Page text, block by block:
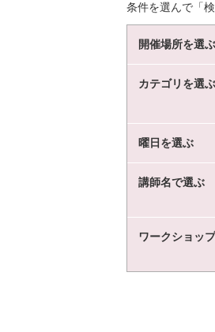
条件を選んで「
開催場所を選ぶ
カテゴリを選ぶ
曜日を選ぶ
講師名で選ぶ
ワークショッ